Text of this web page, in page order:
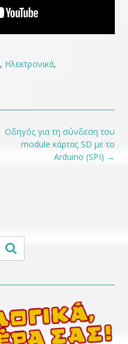
, Ηλεκτρονικά,
Οδηγός για τη σύνδεση του
module κάρτας SD με το
Arduino (SPI) →